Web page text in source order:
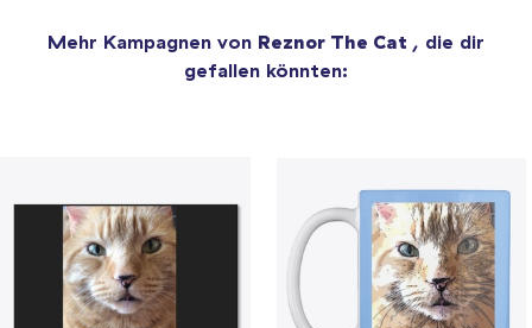
Mehr Kampagnen von Reznor The Cat , die dir
gefallen könnten: